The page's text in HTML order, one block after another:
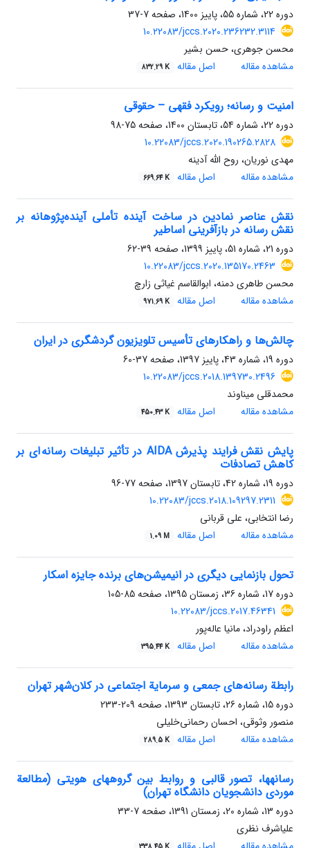
دوره 22، شماره 55، پاییز 1400، صفحه
7-37
10.22083/jccs.2020.236232.3114
محسن جوهری، حسن بشیر
مشاهده مقاله
اصل مقاله 832.29 K
امنیت و رسانه؛ رویکرد فقهی – حقوقی
دوره 22، شماره 54، تابستان 1400، صفحه
75-98
10.22083/jccs.2020.190265.2828
مهدی نوریان، روح الله آدینه
مشاهده مقاله
اصل مقاله 669.64 K
نقش عناصر نمادین در ساخت آینده تأملی آینده‌پژوهانه بر
نقش رسانه در بازآفرینی اساطیر
دوره 21، شماره 51، پاییز 1399، صفحه
39-62
10.22083/jccs.2020.135170.2463
محسن طاهری دمنه، ابوالقاسم غیاثی زارچ
مشاهده مقاله
اصل مقاله 971.69 K
چالش‌ها و راهکارهای تأسیس تلویزیون گردشگری در ایران
دوره 19، شماره 43، پاییز 1397، صفحه
37-60
10.22083/jccs.2018.139730.2496
محمدقلی میناوند
مشاهده مقاله
اصل مقاله 450.43 K
پایش نقش فرایند پذیرش AIDA در تأثیر تبلیغات رسانه ‌ای بر
کاهش تصادفات
دوره 19، شماره 42، تابستان 1397، صفحه
77-96
10.22083/jccs.2018.109297.2311
رضا انتخابی، علی قربانی
مشاهده مقاله
اصل مقاله 1.09 M
تحول بازنمایی دیگری در انیمیشن‌های برنده جایزه اسکار
دوره 17، شماره 36، زمستان 1395، صفحه
85-105
10.22083/jccs.2017.46341
اعظم راودراد، مانیا عاله‌پور
مشاهده مقاله
اصل مقاله 395.44 K
رابطة رسانه‌های جمعی و سرمایة اجتماعی در کلان‌شهر تهران
دوره 15، شماره 26، تابستان 1393، صفحه
209-233
منصور وثوقی، احسان رحمانی‌خلیلی
مشاهده مقاله
اصل مقاله 289.5 K
رسانه‏ها، تصور قالبی و روابط بین گروه‏های هویتی (مطالعة
موردی دانشجویان دانشگاه تهران)
دوره 13، شماره 20، زمستان 1391، صفحه
7-33
علی‏اشرف نظری